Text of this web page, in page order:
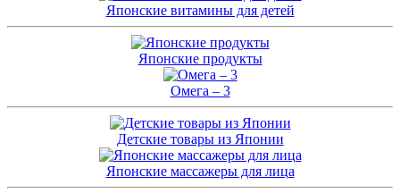
Японские витамины для детей
Японские продукты
Омега – 3
Детские товары из Японии
Японские массажеры для лица